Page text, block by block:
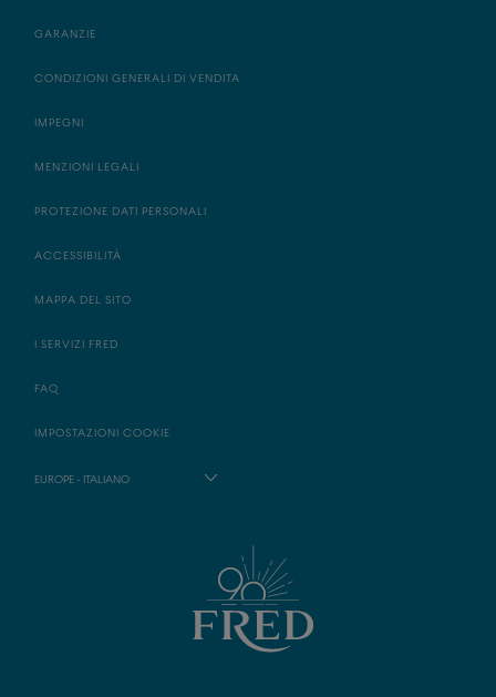
GARANZIE
CONDIZIONI GENERALI DI VENDITA
IMPEGNI
MENZIONI LEGALI
PROTEZIONE DATI PERSONALI
ACCESSIBILITÀ
MAPPA DEL SITO
I SERVIZI FRED
FAQ
IMPOSTAZIONI COOKIE
EUROPE - ITALIANO